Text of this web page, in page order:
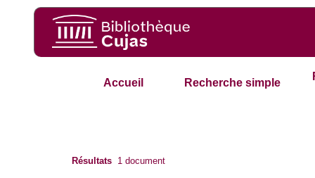
Accueil Recherche simple
Résultats 1 document